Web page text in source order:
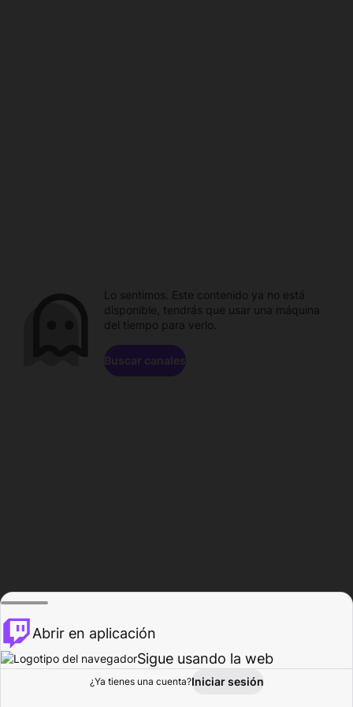
Explorar Actividad
Lo sentimos. Este contenido ya no está
disponible, tendrás que usar una máquina
del tiempo para verlo.
Buscar canales
Abrir en aplicación
Sigue usando la web
¿Ya tienes una cuenta?Iniciar sesión